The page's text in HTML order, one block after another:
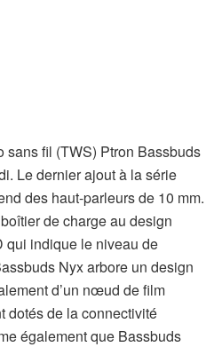
sans fil (TWS) Ptron Bassbuds
Le dernier ajout à la série
des haut-parleurs de 10 mm.
de charge au design
qui indique le niveau de
Nyx arbore un design
d’un nœud de film
dotés de la connectivité
également que Bassbuds